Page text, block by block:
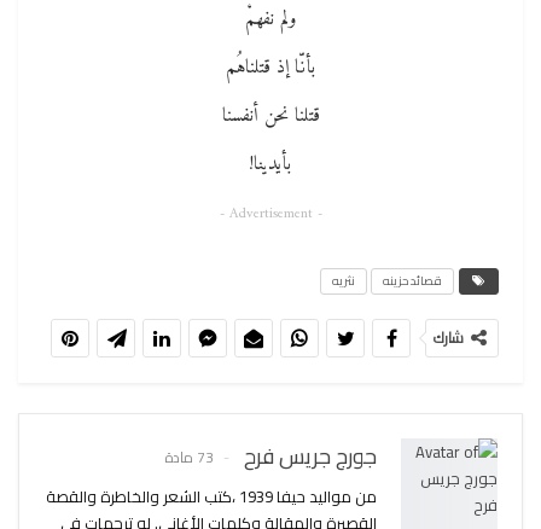
ولم نفهمْ
بأنّا إذ قتلناهُم
قتلنا نحن أنفسنا
بأيدينا!
- Advertisement -
قصائد حزينه نثريه
شارك
جورج جريس فرح 73 مادة
من مواليد حيفا 1939 ،كتب الشعر والخاطرة والقصة
القصيرة والمقالة وكلمات الأغاني. له ترجمات في